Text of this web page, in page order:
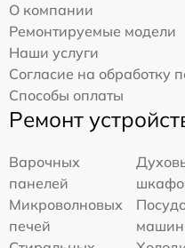
О компании
Ремонтируемые модели
Наши услуги
Согласие на обработку
Способы оплаты
Ремонт
Варочных
панелей
Микроволновых
печей
машин